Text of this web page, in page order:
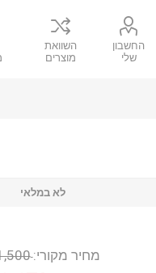
החשבון
שלי
השוואת
מוצרים
לא במלאי
מחיר מקורי: